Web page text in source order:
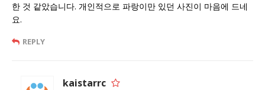
한 것 같았습니다. 개인적으로 파랑이만 있던 사진이 마음에 드네
요.
REPLY
kaistarrc